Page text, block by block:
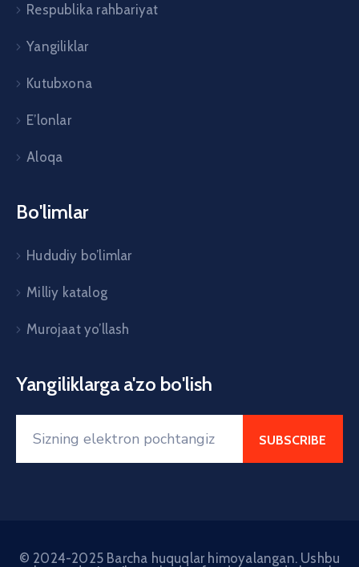
Respublika rahbariyat
Yangiliklar
Kutubxona
E’lonlar
Aloqa
Bo'limlar
Hududiy bo’limlar
Milliy katalog
Murojaat yo’llash
Yangiliklarga a'zo bo'lish
© 2024-2025 Barcha huquqlar himoyalangan. Ushbu